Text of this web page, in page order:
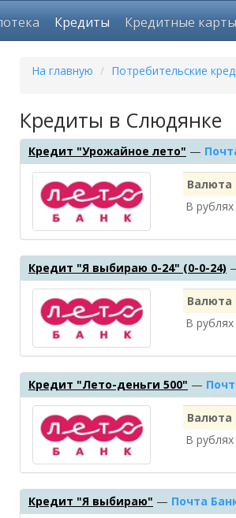
Кредиты Кредитные карты
На главную / Потребительские
Кредиты в Слюдянке
Кредит "Урожайное лето" —
Валюта
В рублях
Кредит "Я выбираю 0-24" (0-0-24)
Валюта
В рублях
Кредит "Лето-деньги 500" —
Валюта
В рублях
Кредит "Я выбираю" — Почта